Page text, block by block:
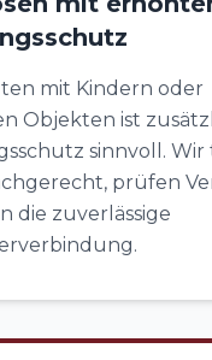
mit Kindern oder
Objekten ist
sinnvoll. Wir
prüfen
die zuverlässige